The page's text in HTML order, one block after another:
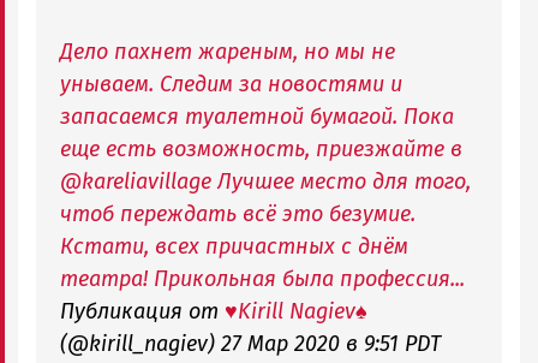
Дело пахнет жареным, но мы не
унываем. Следим за новостями и
запасаемся туалетной бумагой. Пока
еще есть возможность, приезжайте в
@kareliavillage Лучшее место для того,
чтоб переждать всё это безумие.
Кстати, всех причастных с днём
театра! Прикольная была профессия...
Публикация от ♥️Kirill Nagiev♠️
(@kirill_nagiev) 27 Мар 2020 в 9:51 PDT